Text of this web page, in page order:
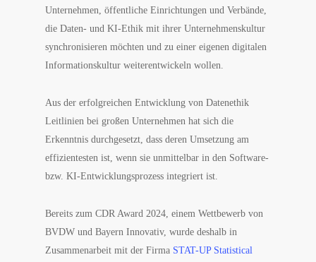
Unternehmen, öffentliche Einrichtungen und Verbände,
die Daten- und KI-Ethik mit ihrer Unternehmens­kultur
synchronisieren möchten und zu einer eigenen digitalen
Informationskultur weiterentwickeln wollen.
Aus der erfolgreichen Entwicklung von Datenethik
Leitlinien bei großen Unternehmen hat sich die
Erkenntnis durchgesetzt, dass deren Umsetzung am
effizientesten ist, wenn sie unmittelbar in den Software-
bzw. KI-Entwicklungsprozess integriert ist.
Bereits zum CDR Award 2024, einem Wettbewerb von
BVDW und Bayern Innovativ, wurde deshalb in
Zusammenarbeit mit der Firma STAT-UP Statistical